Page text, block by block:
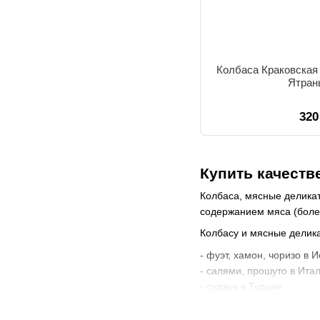
Купить
Колбаса, мясные
содержанием мяса
Колбасу и мясные
- фуэт, хамон, чоризо в
- салями, прошуто в
- суджук в Турции
Колбаса